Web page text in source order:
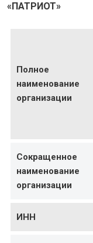
«ПАТРИОТ»
Полное
наименование
организации
Сокращенное
наименование
организации
ИНН